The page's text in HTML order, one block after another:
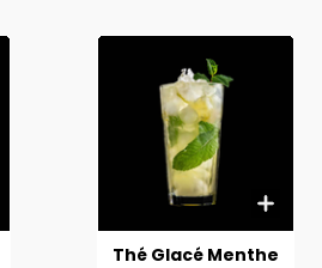
Thé Glacé Menthe